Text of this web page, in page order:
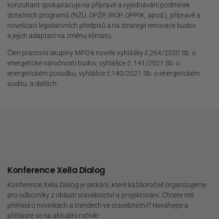
konzultant spolupracuje na přípravě a vyjednávání podmínek
dotačních programů (NZÚ, OPŽP, IROP, OPPIK, apod.), přípravě a
novelizaci legislativních předpisů a na strategii renovace budov
a jejich adaptaci na změnu klimatu.
Člen pracovní skupiny MPO k novele vyhlášky č.264/2020 Sb. o
energetické náročnosti budov, vyhlášce č. 141/2021 Sb. o
energetickém posudku, vyhlášce č.140/2021 Sb. o energetickém
auditu, a dalších.
Konference Xella Dialog
Konference Xella Dialog je setkání, které každoročně organizujeme
pro odborníky z oblasti stavebnictví a projektování. Chcete mít
přehled o novinkách a trendech ve stavebnictví? Neváhejte a
přihlaste se na aktuální ročník!